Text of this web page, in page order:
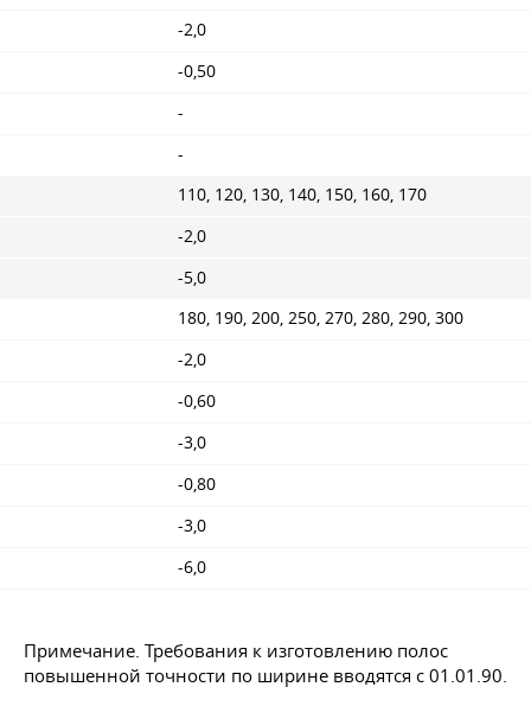
-2,0
-0,50
-
-
110, 120, 130, 140, 150, 160, 170
-2,0
-5,0
180, 190, 200, 250, 270, 280, 290, 300
-2,0
-0,60
-3,0
-0,80
-3,0
-6,0
Примечание. Требования к изготовлению полос
повышенной точности по ширине вводятся с 01.01.90.